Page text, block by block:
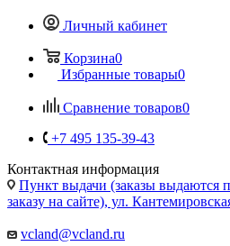
Личный кабинет
Корзина0
Избранные товары0
Сравнение товаров0
+7 495 135-39-43
Контактная информация
Пункт выдачи (заказы выдаются
заказу на сайте), ул.
vcland@vcland.ru